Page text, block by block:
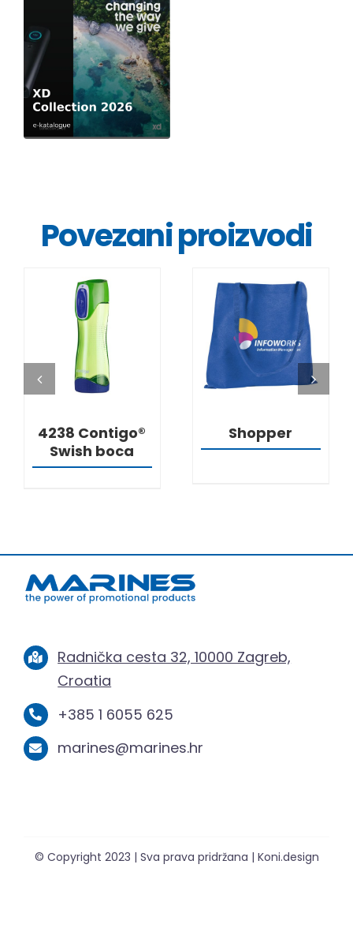
Povezani proizvodi
DETALJI
4238 Contigo®
Swish boca
DETALJI
Shopper
Radnička cesta 32, 10000 Zagreb,
Croatia
+385 1 6055 625
marines@marines.hr
© Copyright 2023 | Sva prava pridržana | Koni.design